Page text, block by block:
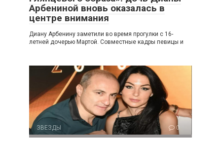
Арбениной вновь оказалась в
центре внимания
Диану Арбенину заметили во время прогулки с 16-
летней дочерью Мартой. Совместные кадры певицы и
ЗВЕЗДЫ 0